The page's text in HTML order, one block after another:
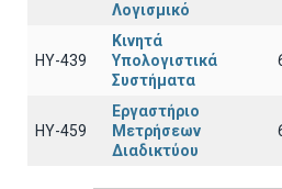
Λογισμικό
ΗΥ-439
Κινητά
Υπολογιστικά
Συστήματα
ΗΥ-459
Εργαστήριο
Μετρήσεων
Διαδικτύου